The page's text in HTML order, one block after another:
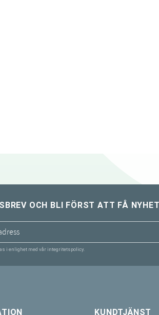
OCH BLI FÖRST ATT FÅ
i enlighet med vår integritetspolicy.
KUNDTJÄNST